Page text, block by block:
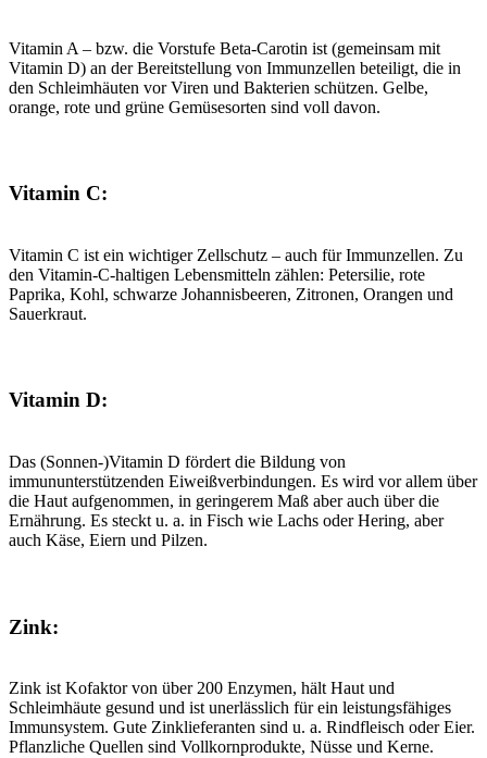
Vitamin A – bzw. die Vorstufe Beta-Carotin ist (gemeinsam mit
Vitamin D) an der Bereitstellung von Immunzellen beteiligt, die in
den Schleimhäuten vor Viren und Bakterien schützen. Gelbe,
orange, rote und grüne Gemüsesorten sind voll davon.
Vitamin C:
Vitamin C ist ein wichtiger Zellschutz – auch für Immunzellen. Zu
den Vitamin-C-haltigen Lebensmitteln zählen: Petersilie, rote
Paprika, Kohl, schwarze Johannisbeeren, Zitronen, Orangen und
Sauerkraut.
Vitamin D:
Das (Sonnen-)Vitamin D fördert die Bildung von
immununterstützenden Eiweißverbindungen. Es wird vor allem über
die Haut aufgenommen, in geringerem Maß aber auch über die
Ernährung. Es steckt u. a. in Fisch wie Lachs oder Hering, aber
auch Käse, Eiern und Pilzen.
Zink:
Zink ist Kofaktor von über 200 Enzymen, hält Haut und
Schleimhäute gesund und ist unerlässlich für ein leistungsfähiges
Immunsystem. Gute Zinklieferanten sind u. a. Rindfleisch oder Eier.
Pflanzliche Quellen sind Vollkornprodukte, Nüsse und Kerne.